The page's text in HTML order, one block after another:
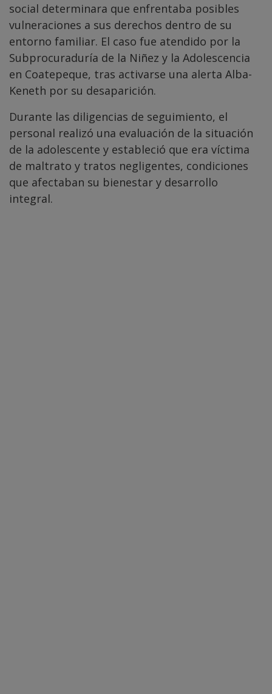
social determinara que enfrentaba posibles
vulneraciones a sus derechos dentro de su
entorno familiar. El caso fue atendido por la
Subprocuraduría de la Niñez y la Adolescencia
en Coatepeque, tras activarse una alerta Alba-
Keneth por su desaparición.
Durante las diligencias de seguimiento, el
personal realizó una evaluación de la situación
de la adolescente y estableció que era víctima
de maltrato y tratos negligentes, condiciones
que afectaban su bienestar y desarrollo
integral.